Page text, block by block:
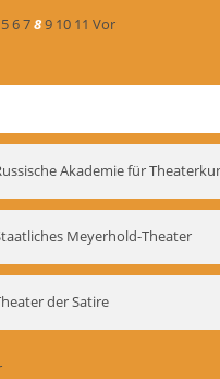
56789 10 11 Vor
Meyerhold-Theater
der Satire